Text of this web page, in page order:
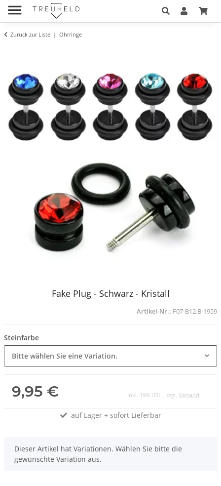
Zurück zur Liste Ohrringe
Fake Plug - Schwarz - Kristall
Artikel-Nr.: F07-B12.B-1959
Steinfarbe
Bitte wählen Sie eine Variation.
9,95 € inkl. 19% USt. , zzgl. Versand
auf Lager + sofort Lieferbar
x
Dieser Artikel hat Variationen. Wählen Sie bitte die
gewünschte Variation aus.